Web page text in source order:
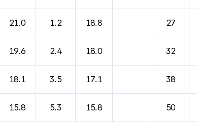
21.0 1.2 18.8 27
19.6 2.4 18.0 32
18.1 3.5 17.1 38
15.8 5.3 15.8 50